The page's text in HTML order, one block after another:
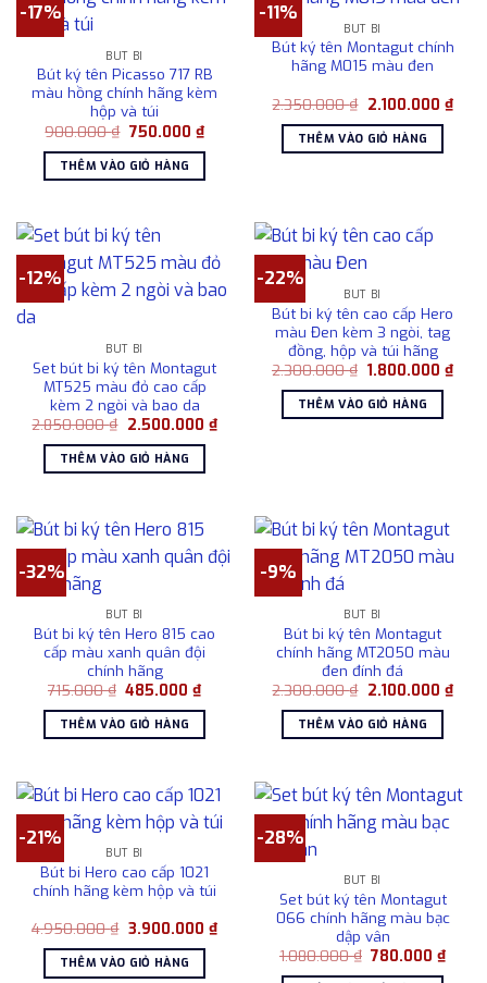
-17%
BÚT BI
Bút ký tên Picasso 717 RB
màu hồng chính hãng kèm
hộp và túi
900.000₫ Giá
là:
900.000 ₫.
750.000 ₫Giá
hiện
tại
750.000 ₫.
THÊM VÀO GIỎ HÀNG
-11%
BÚT BI
Bút ký tên Montagut chính
hãng M015 màu đen
2.350.000₫ Giá
là:
2.350.000 ₫.
2.100.000 ₫Giá
hiện
THÊM VÀO GIỎ HÀNG
-12%
BÚT BI
Set bút bi ký tên Montagut
MT525 màu đỏ cao cấp
kèm 2 ngòi và bao da
2.850.000₫ Giá
là:
2.850.000 ₫.
2.500.000 ₫Giá
hiện
THÊM VÀO GIỎ HÀNG
-22%
BÚT BI
Bút bi ký tên cao cấp Hero
màu Đen kèm 3 ngòi, tag
đồng, hộp và túi hãng
2.300.000₫ Giá
là:
2.300.000 ₫.
1.800.000₫Giá
hiện
THÊM VÀO GIỎ HÀNG
-32%
BÚT BI
Bút bi ký tên Hero 815 cao
cấp màu xanh quân đội
chính hãng
715.000₫ Giá
là:
715.000 ₫.
485.000₫Giá
hiện
tại
485.000 ₫.
THÊM VÀO GIỎ HÀNG
-9%
BÚT BI
Bút bi ký tên Montagut
chính hãng MT2050 màu
đen đính đá
2.300.000₫ Giá
là:
2.300.000 ₫.
2.100.000 ₫Giá
hiện
THÊM VÀO GIỎ HÀNG
-21%
BÚT BI
Bút bi Hero cao cấp 1021
chính hãng kèm hộp và túi
4.950.000₫ Giá
là:
4.950.000 ₫.
3.900.000 ₫Giá
THÊM VÀO GIỎ HÀNG
-28%
BÚT BI
Set bút ký tên Montagut
066 chính hãng màu bạc
dập vân
1.080.000₫ Giá
780.000₫Giá